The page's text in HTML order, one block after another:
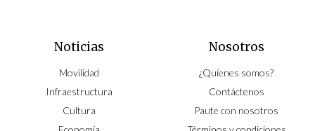
Noticias
Movilidad
Infraestructura
Cultura
Nosotros
¿Quíenes somos?
Contáctenos
Paute con nosotros